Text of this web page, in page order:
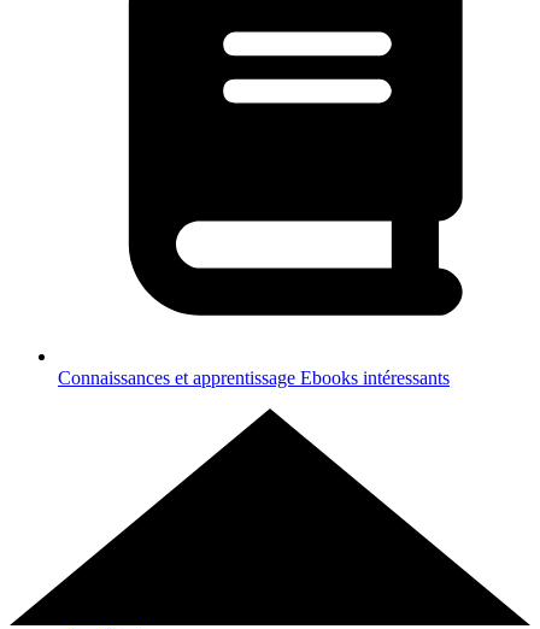
Connaissances et apprentissage Ebooks intéressants